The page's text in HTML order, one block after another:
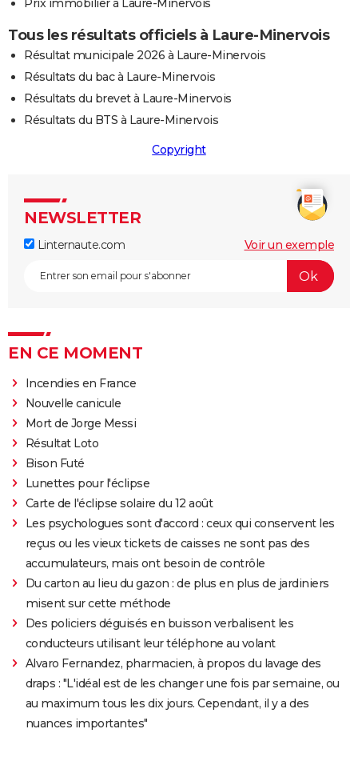
Prix immobilier à Laure-Minervois
Tous les résultats officiels à Laure-Minervois
Résultat municipale 2026 à Laure-Minervois
Résultats du bac à Laure-Minervois
Résultats du brevet à Laure-Minervois
Résultats du BTS à Laure-Minervois
Copyright
NEWSLETTER
Linternaute.com Voir un exemple
EN CE MOMENT
Incendies en France
Nouvelle canicule
Mort de Jorge Messi
Résultat Loto
Bison Futé
Lunettes pour l'éclipse
Carte de l'éclipse solaire du 12 août
Les psychologues sont d'accord : ceux qui conservent les
reçus ou les vieux tickets de caisses ne sont pas des
accumulateurs, mais ont besoin de contrôle
Du carton au lieu du gazon : de plus en plus de jardiniers
misent sur cette méthode
Des policiers déguisés en buisson verbalisent les
conducteurs utilisant leur téléphone au volant
Alvaro Fernandez, pharmacien, à propos du lavage des
draps : "L'idéal est de les changer une fois par semaine, ou
au maximum tous les dix jours. Cependant, il y a des
nuances importantes"